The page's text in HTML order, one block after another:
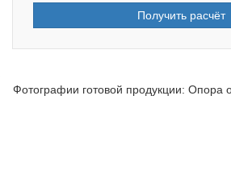
Получить расчёт
Фотографии готовой продукции: Опора